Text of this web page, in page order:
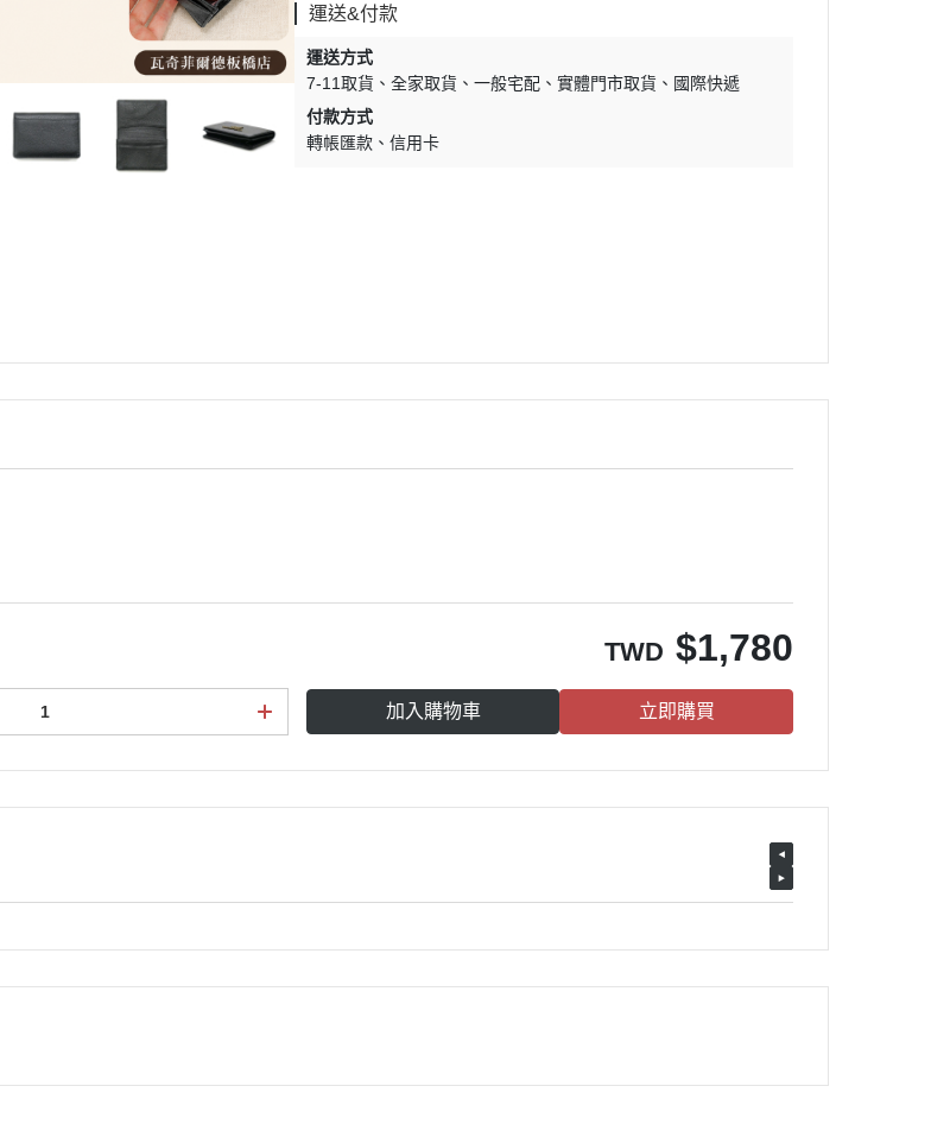
運送&付款
運送方式
7-11取貨
全家取貨 一般宅配 實體門市取貨
國際快遞
付款方式
轉帳匯款
信用卡
TWD $1,780
加入購物車 立即購買